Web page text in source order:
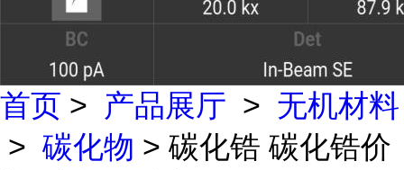
首页 > 产品展厅 > 无机材料
> 碳化物 > 碳化锆 碳化锆价